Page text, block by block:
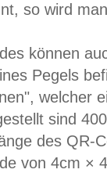
so wird
können
Pegels
welcher
sind
des QR-
von 4cm ×